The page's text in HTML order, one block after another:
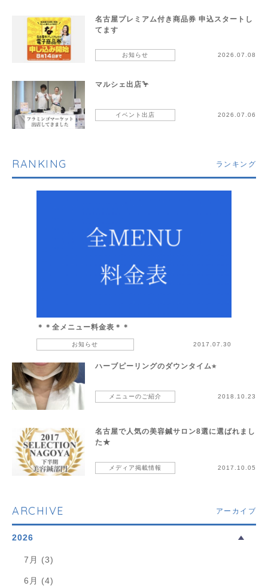
名古屋プレミアム付き商品券 申込スタートし
てます
お知らせ 2026.07.08
マルシェ出店🦩
イベント出店 2026.07.06
RANKING ランキング
＊＊全メニュー料金表＊＊
お知らせ 2017.07.30
ハーブピーリングのダウンタイム⭐︎
メニューのご紹介 2018.10.23
名古屋で人気の美容鍼サロン8選に選ばれまし
た★
メディア掲載情報 2017.10.05
ARCHIVE アーカイブ
2026
7月 (3)
6月 (4)